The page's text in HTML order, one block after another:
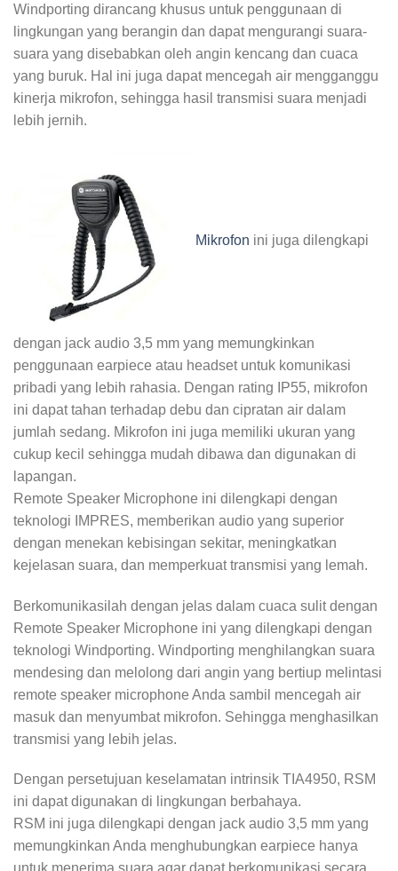
Windporting dirancang khusus untuk penggunaan di
lingkungan yang berangin dan dapat mengurangi suara-
suara yang disebabkan oleh angin kencang dan cuaca
yang buruk. Hal ini juga dapat mencegah air mengganggu
kinerja mikrofon, sehingga hasil transmisi suara menjadi
lebih jernih.
Mikrofon ini juga dilengkapi
dengan jack audio 3,5 mm yang memungkinkan
penggunaan earpiece atau headset untuk komunikasi
pribadi yang lebih rahasia. Dengan rating IP55, mikrofon
ini dapat tahan terhadap debu dan cipratan air dalam
jumlah sedang. Mikrofon ini juga memiliki ukuran yang
cukup kecil sehingga mudah dibawa dan digunakan di
lapangan.
Remote Speaker Microphone ini dilengkapi dengan
teknologi IMPRES, memberikan audio yang superior
dengan menekan kebisingan sekitar, meningkatkan
kejelasan suara, dan memperkuat transmisi yang lemah.
Berkomunikasilah dengan jelas dalam cuaca sulit dengan
Remote Speaker Microphone ini yang dilengkapi dengan
teknologi Windporting. Windporting menghilangkan suara
mendesing dan melolong dari angin yang bertiup melintasi
remote speaker microphone Anda sambil mencegah air
masuk dan menyumbat mikrofon. Sehingga menghasilkan
transmisi yang lebih jelas.
Dengan persetujuan keselamatan intrinsik TIA4950, RSM
ini dapat digunakan di lingkungan berbahaya.
RSM ini juga dilengkapi dengan jack audio 3,5 mm yang
memungkinkan Anda menghubungkan earpiece hanya